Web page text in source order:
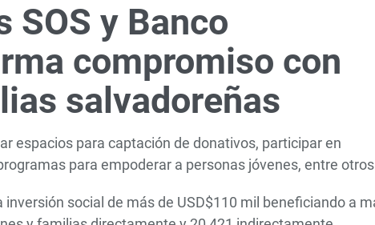
SOS y Banco
compromiso con
salvadoreñas
espacios para captación de donativos, participar en
para empoderar a personas jóvenes, entre
social de más de USD$110 mil beneficiando a